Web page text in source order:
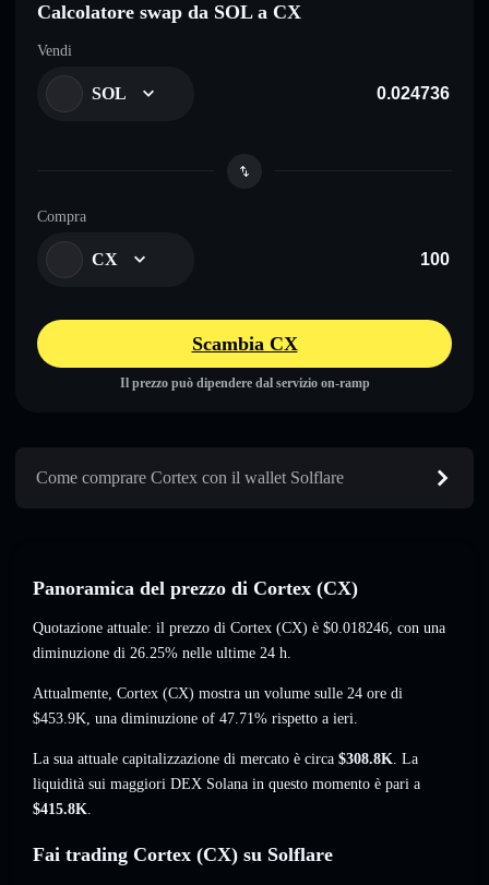
Calcolatore swap da SOL a CX
Vendi
SOL
Compra
CX
Scambia CX
Il prezzo può dipendere dal servizio on-ramp
Come comprare Cortex con il wallet Solflare
Panoramica del prezzo di Cortex (CX)
Quotazione attuale: il prezzo di Cortex (CX) è $0.018246, con una
diminuzione di 26.25% nelle ultime 24 h.
Attualmente, Cortex (CX) mostra un volume sulle 24 ore di
$453.9K, una diminuzione of 47.71% rispetto a ieri.
La sua attuale capitalizzazione di mercato è circa $308.8K. La
liquidità sui maggiori DEX Solana in questo momento è pari a
$415.8K.
Fai trading Cortex (CX) su Solflare